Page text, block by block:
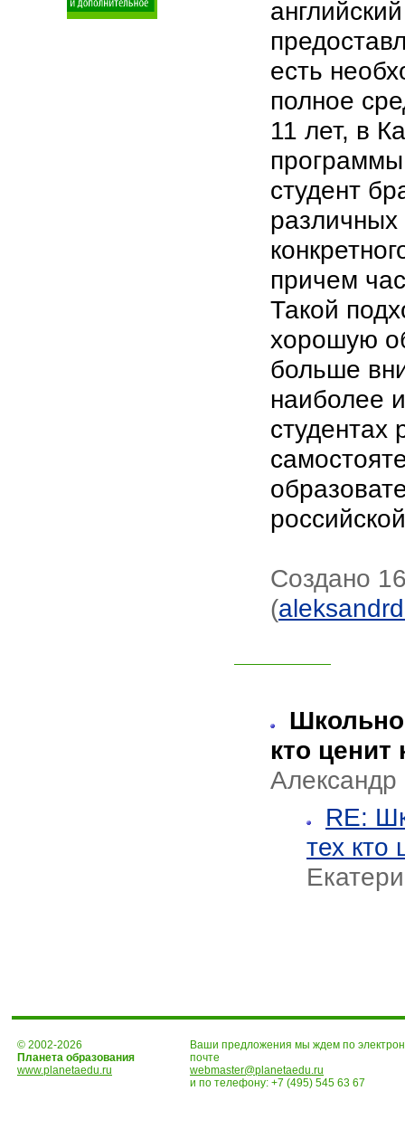
есть
полное
11 лет, в
студент
причем
Такой
хорошую
больше
наиболее
студентах
российской
Создано
(
кто ценит
Александр
RE:
тех кто
© 2002-2026
Планета образования
www.planetaedu.ru
Ваши предложения мы ждем по
почте
webmaster@planetaedu.ru
и по телефону: +7 (495) 545 63 67